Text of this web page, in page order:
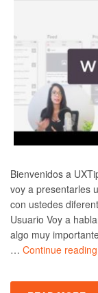
Bienvenidos a
voy a presentarles
con ustedes
Usuario Voy a
algo muy
… Continue reading